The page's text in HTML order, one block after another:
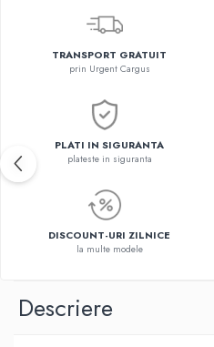
TRANSPORT GRATUIT
prin Urgent Cargus
PLATI IN SIGURANTA
plateste in siguranta
DISCOUNT-URI ZILNICE
la multe modele
Descriere